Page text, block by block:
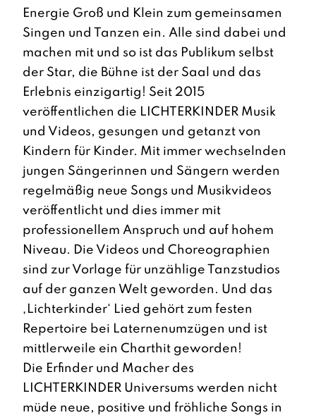
Energie Groß und Klein zum gemeinsamen
Singen und Tanzen ein. Alle sind dabei und
machen mit und so ist das Publikum selbst
der Star, die Bühne ist der Saal und das
Erlebnis einzigartig! Seit 2015
veröffentlichen die LICHTERKINDER Musik
und Videos, gesungen und getanzt von
Kindern für Kinder. Mit immer wechselnden
jungen Sängerinnen und Sängern werden
regelmäßig neue Songs und Musikvideos
veröffentlicht und dies immer mit
professionellem Anspruch und auf hohem
Niveau. Die Videos und Choreographien
sind zur Vorlage für unzählige Tanzstudios
auf der ganzen Welt geworden. Und das
‚Lichterkinder‘ Lied gehört zum festen
Repertoire bei Laternenumzügen und ist
mittlerweile ein Charthit geworden!
Die Erfinder und Macher des
LICHTERKINDER Universums werden nicht
müde neue, positive und fröhliche Songs in